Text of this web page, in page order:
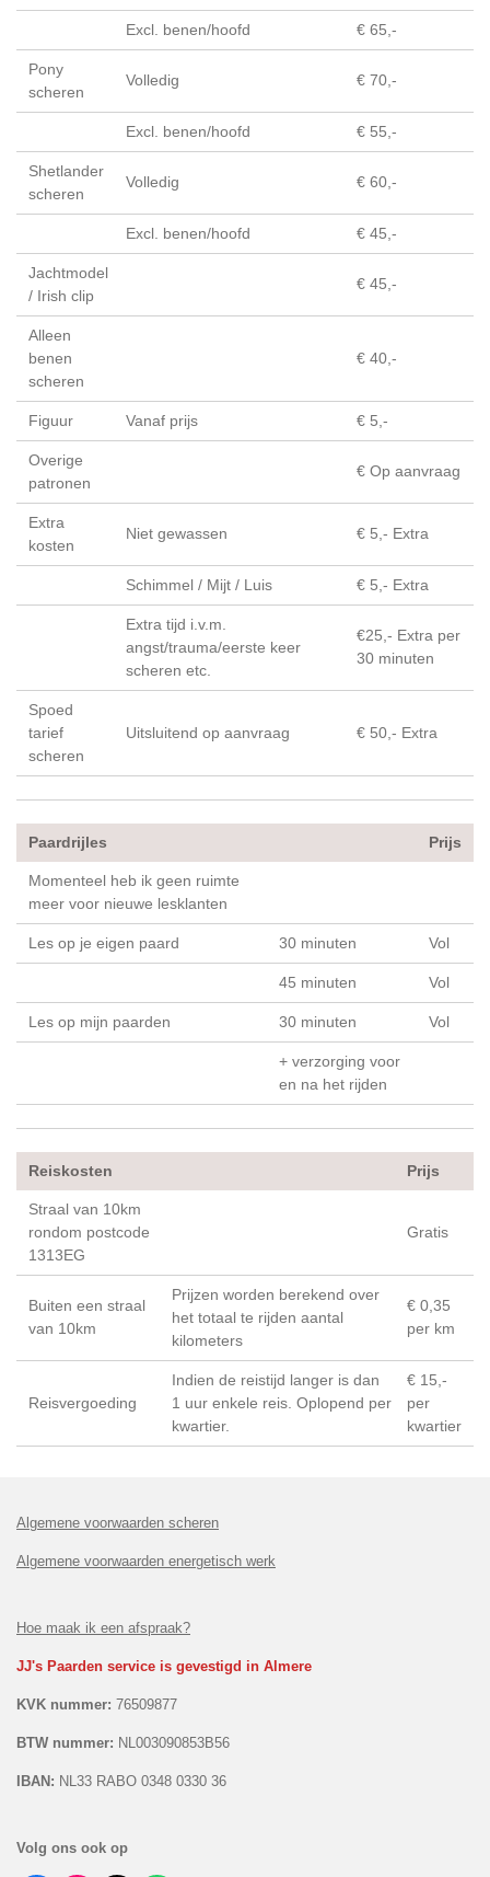
Excl. benen/hoofd € 65,-
Pony
scheren
Volledig € 70,-
Excl. benen/hoofd € 55,-
Shetlander
scheren
Volledig € 60,-
Excl. benen/hoofd € 45,-
Jachtmodel
/ Irish clip
€ 45,-
Alleen
benen
scheren
€ 40,-
Figuur Vanaf prijs € 5,-
Overige
patronen
€ Op aanvraag
Extra
kosten
Niet gewassen € 5,- Extra
Schimmel / Mijt / Luis € 5,- Extra
Extra tijd i.v.m.
angst/trauma/eerste keer
scheren etc.
€25,- Extra per
30 minuten
Spoed
tarief
scheren
Uitsluitend op aanvraag € 50,- Extra
Paardrijles Prijs
Momenteel heb ik geen ruimte
meer voor nieuwe lesklanten
Les op je eigen paard 30 minuten Vol
45 minuten Vol
Les op mijn paarden 30 minuten Vol
+ verzorging voor
en na het rijden
Reiskosten Prijs
Straal van 10km
rondom postcode
1313EG
Gratis
Buiten een straal
van 10km
Prijzen worden berekend over
het totaal te rijden aantal
kilometers
€ 0,35
per km
Reisvergoeding
Indien de reistijd langer is dan
1 uur enkele reis. Oplopend per
kwartier.
€ 15,-
per
kwartier
Algemene voorwaarden scheren
Algemene voorwaarden energetisch werk
Hoe maak ik een afspraak?
JJ's Paarden service is gevestigd in Almere
KVK nummer: 76509877
BTW nummer: NL003090853B56
IBAN: NL33 RABO 0348 0330 36
Volg ons ook op